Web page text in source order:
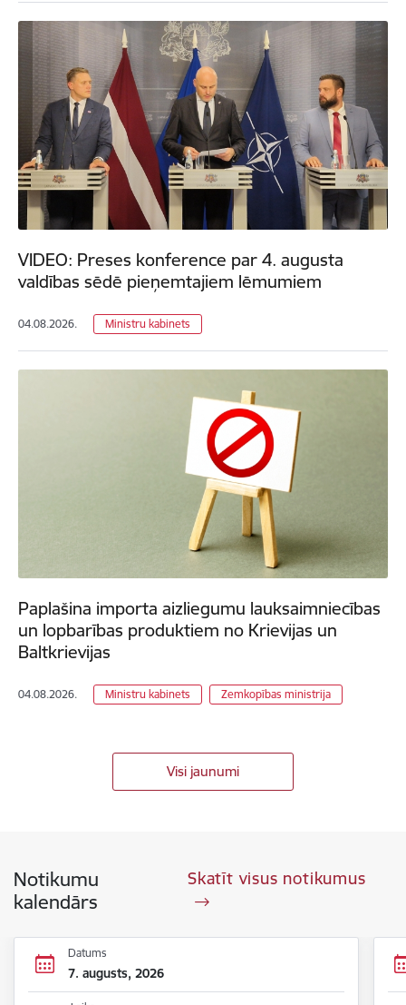
VIDEO: Preses konference par 4. augusta
valdības sēdē pieņemtajiem lēmumiem
04.08.2026. Ministru kabinets
Paplašina importa aizliegumu lauksaimniecības
un lopbarības produktiem no Krievijas un
Baltkrievijas
04.08.2026. Ministru kabinets Zemkopības ministrija
Visi jaunumi
Notikumu
kalendārs
Skatīt visus notikumus
Datums
7. augusts, 2026